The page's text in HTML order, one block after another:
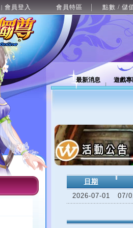
| 會員登入 會員特區 點數 / 儲
最新消息 遊戲
日期
2026-07-01
07/